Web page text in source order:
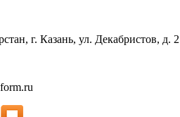
г. Казань, ул. Декабристов, д. 2